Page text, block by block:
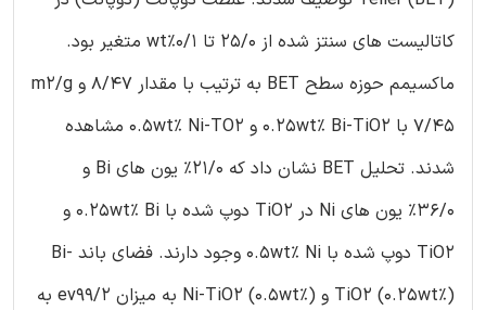
کاتالیست های سنتز شده از 25/0 تا wt%0/1 متغیر بود.
ماکسیمم حوزه سطح BET به ترتیب با مقدار 8/47 و m2/g
7/45 با 0.25wt% Bi-TiO2 و 0.5wt% Ni-TO2 مشاهده
شدند. تحلیل BET نشان داد که 21/0% یون های Bi و
36/0% یون های Ni در TiO2 دوپ شده با 0.25wt% Bi و
TiO2 دوپ شده با 0.5wt% Ni وجود دارند. فضای باند Bi-
TiO2 (0.25wt%) و Ni-TiO2 (0.5wt%) به میزان ev99/2 به